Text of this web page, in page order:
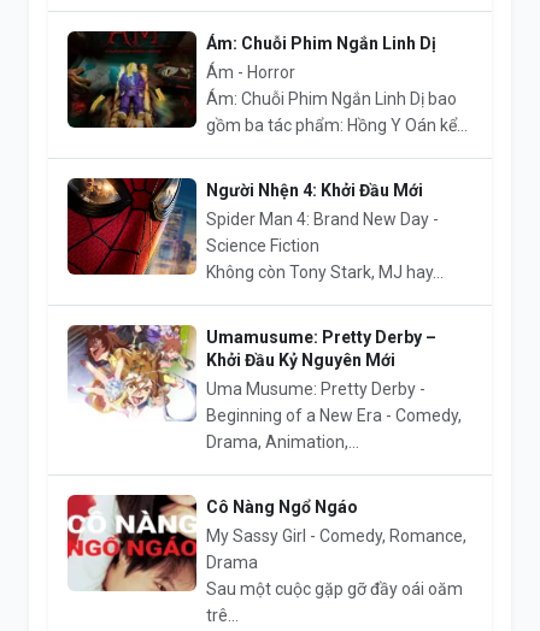
Ám: Chuỗi Phim Ngắn Linh Dị
Ám - Horror
Ám: Chuỗi Phim Ngắn Linh Dị bao
gồm ba tác phẩm: Hồng Y Oán kể...
Người Nhện 4: Khởi Đầu Mới
Spider Man 4: Brand New Day -
Science Fiction
Không còn Tony Stark, MJ hay...
Umamusume: Pretty Derby –
Khởi Đầu Kỷ Nguyên Mới
Uma Musume: Pretty Derby -
Beginning of a New Era - Comedy,
Drama, Animation,...
Cô Nàng Ngổ Ngáo
My Sassy Girl - Comedy, Romance,
Drama
Sau một cuộc gặp gỡ đầy oái oăm
trê...